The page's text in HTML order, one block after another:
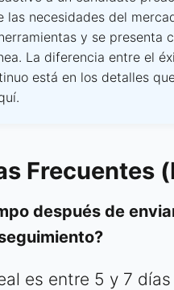
las necesidades del
y se presenta
La diferencia entre el
está en los detalles
Frecuentes
después de
es entre 5 y 7